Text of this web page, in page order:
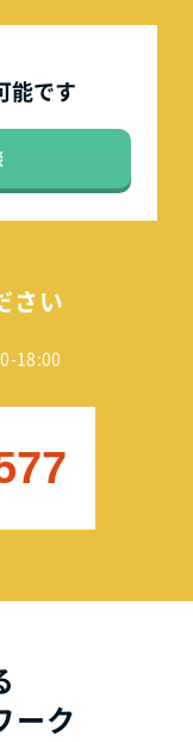
能です
さい
18:00
ーク